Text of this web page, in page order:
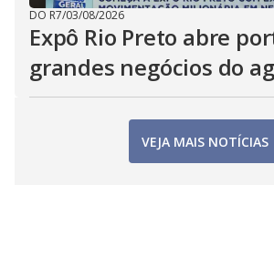
DO R7/03/08/2026
Expô Rio Preto abre
grandes negócios do
VEJA MAIS NOTÍCIAS